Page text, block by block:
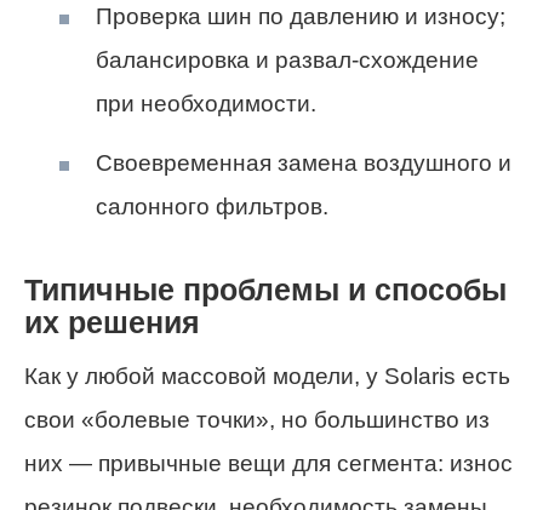
Проверка шин по давлению и износу;
балансировка и развал-схождение
при необходимости.
Своевременная замена воздушного и
салонного фильтров.
Типичные проблемы и способы
их решения
Как у любой массовой модели, у Solaris есть
свои «болевые точки», но большинство из
них — привычные вещи для сегмента: износ